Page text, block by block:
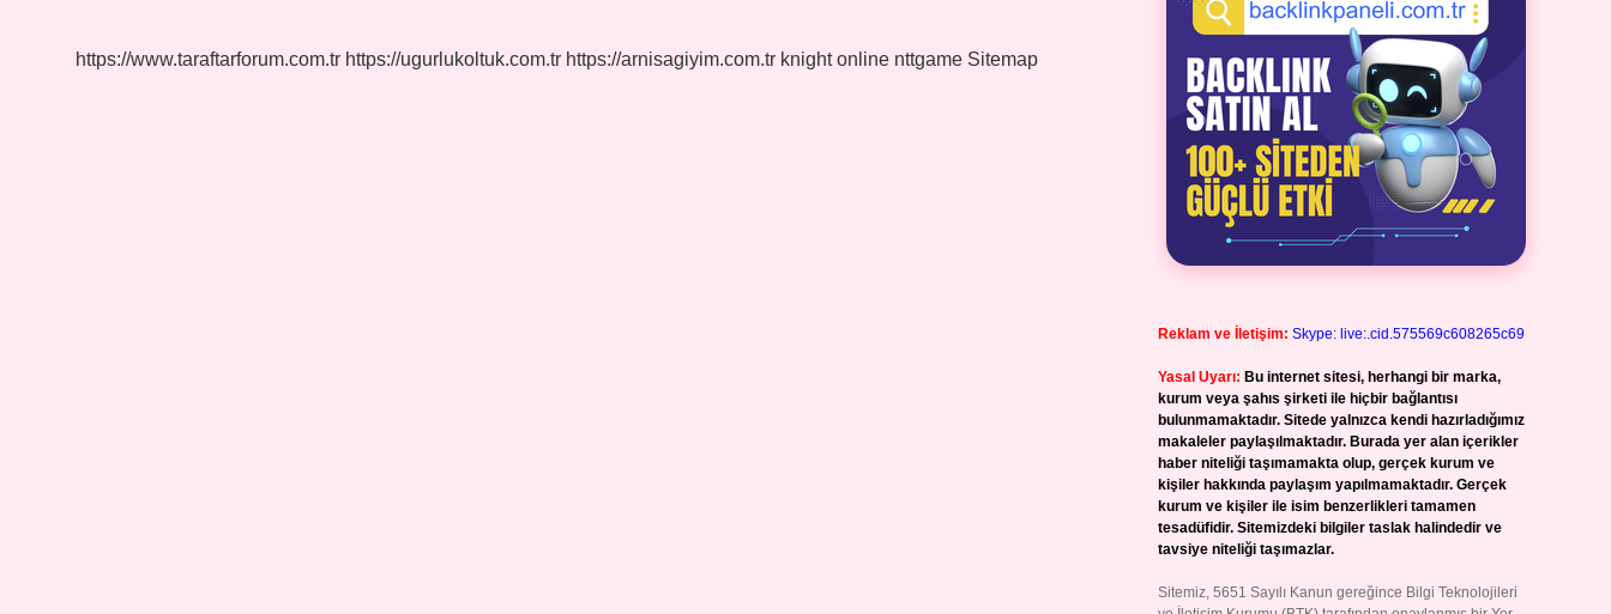
https://www.taraftarforum.com.tr https://ugurlukoltuk.com.tr https://arnisagiyim.com.tr knight online nttgame Sitemap
Reklam ve İletişim: Skype: live:.cid.575569c608265c69
Yasal Uyarı: Bu internet sitesi, herhangi bir marka,
kurum veya şahıs şirketi ile hiçbir bağlantısı
bulunmamaktadır. Sitede yalnızca kendi hazırladığımız
makaleler paylaşılmaktadır. Burada yer alan içerikler
haber niteliği taşımamakta olup, gerçek kurum ve
kişiler hakkında paylaşım yapılmamaktadır. Gerçek
kurum ve kişiler ile isim benzerlikleri tamamen
tesadüfidir. Sitemizdeki bilgiler taslak halindedir ve
tavsiye niteliği taşımazlar.
Sitemiz, 5651 Sayılı Kanun gereğince Bilgi Teknolojileri